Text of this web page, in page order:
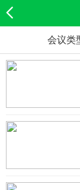
会议类
欣欣首页